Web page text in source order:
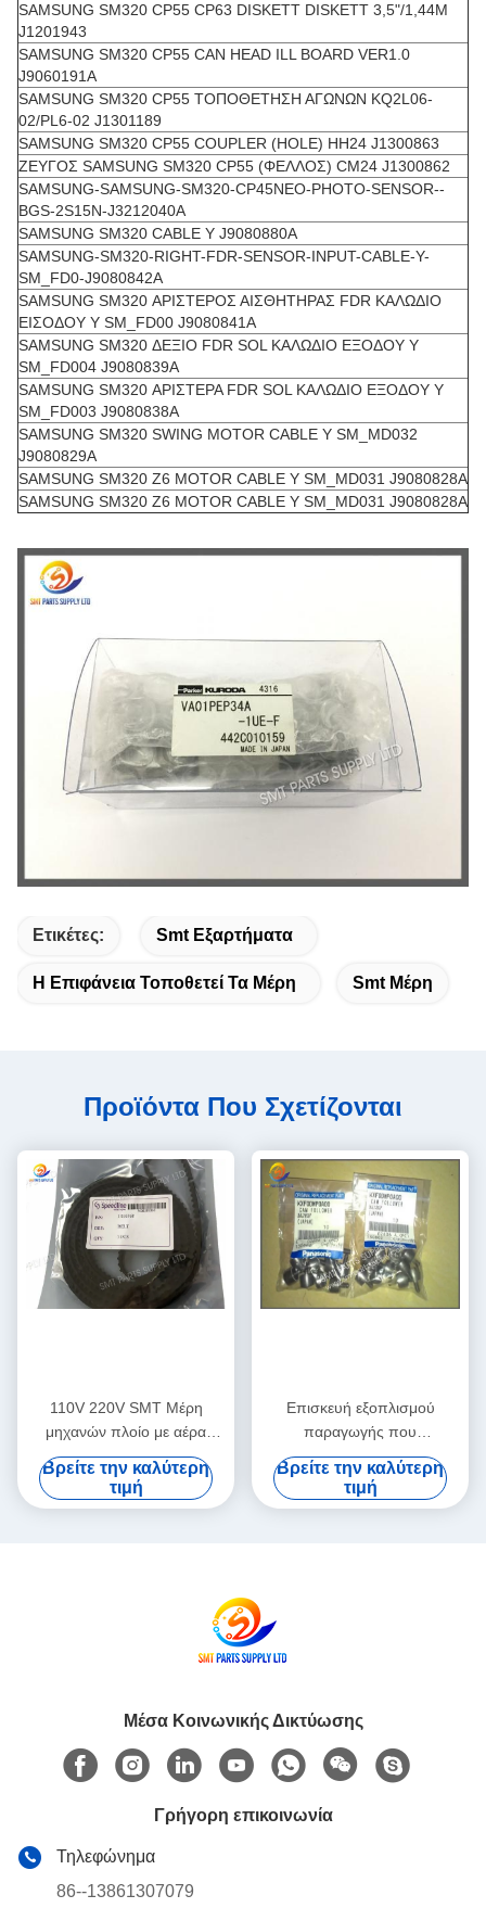
SAMSUNG SM320 CP55 CP63 DISKETT DISKETT 3,5"/1,44M
J1201943
SAMSUNG SM320 CP55 CAN HEAD ILL BOARD VER1.0
J9060191A
SAMSUNG SM320 CP55 ΤΟΠΟΘΕΤΗΣΗ ΑΓΩΝΩΝ KQ2L06-
02/PL6-02 J1301189
SAMSUNG SM320 CP55 COUPLER (HOLE) HH24 J1300863
ΖΕΥΓΟΣ SAMSUNG SM320 CP55 (ΦΕΛΛΟΣ) CM24 J1300862
SAMSUNG-SAMSUNG-SM320-CP45NEO-PHOTO-SENSOR--
BGS-2S15N-J3212040A
SAMSUNG SM320 CABLE Y J9080880A
SAMSUNG-SM320-RIGHT-FDR-SENSOR-INPUT-CABLE-Y-
SM_FD0-J9080842A
SAMSUNG SM320 ΑΡΙΣΤΕΡΟΣ ΑΙΣΘΗΤΗΡΑΣ FDR ΚΑΛΩΔΙΟ
ΕΙΣΟΔΟΥ Y SM_FD00 J9080841A
SAMSUNG SM320 ΔΕΞΙΟ FDR SOL ΚΑΛΩΔΙΟ ΕΞΟΔΟΥ Y
SM_FD004 J9080839A
SAMSUNG SM320 ΑΡΙΣΤΕΡΑ FDR SOL ΚΑΛΩΔΙΟ ΕΞΟΔΟΥ Y
SM_FD003 J9080838A
SAMSUNG SM320 SWING MOTOR CABLE Y SM_MD032
J9080829A
SAMSUNG SM320 Z6 MOTOR CABLE Y SM_MD031 J9080828A
SAMSUNG SM320 Z6 MOTOR CABLE Y SM_MD031 J9080828A
Ετικέτες: Smt Εξαρτήματα
Η Επιφάνεια Τοποθετεί Τα Μέρη Smt Μέρη
Προϊόντα Που Σχετίζονται
110V 220V SMT Μέρη
μηχανών πλοίο με αέρα
ολοκληρωμένη υπηρεσία
διδασκαλίας πεδίου που
υποστηρίζει προηγμένες
Βρείτε την καλύτερη
τιμή
Επισκευή εξοπλισμού
παραγωγής που
χρησιμοποιείται σε καλή
κατάσταση, σχεδιασμένο για
ακρίβεια και σταθερή
Βρείτε την καλύτερη
τιμή
Μέσα Κοινωνικής Δικτύωσης
Γρήγορη επικοινωνία
Τηλεφώνημα
86--13861307079